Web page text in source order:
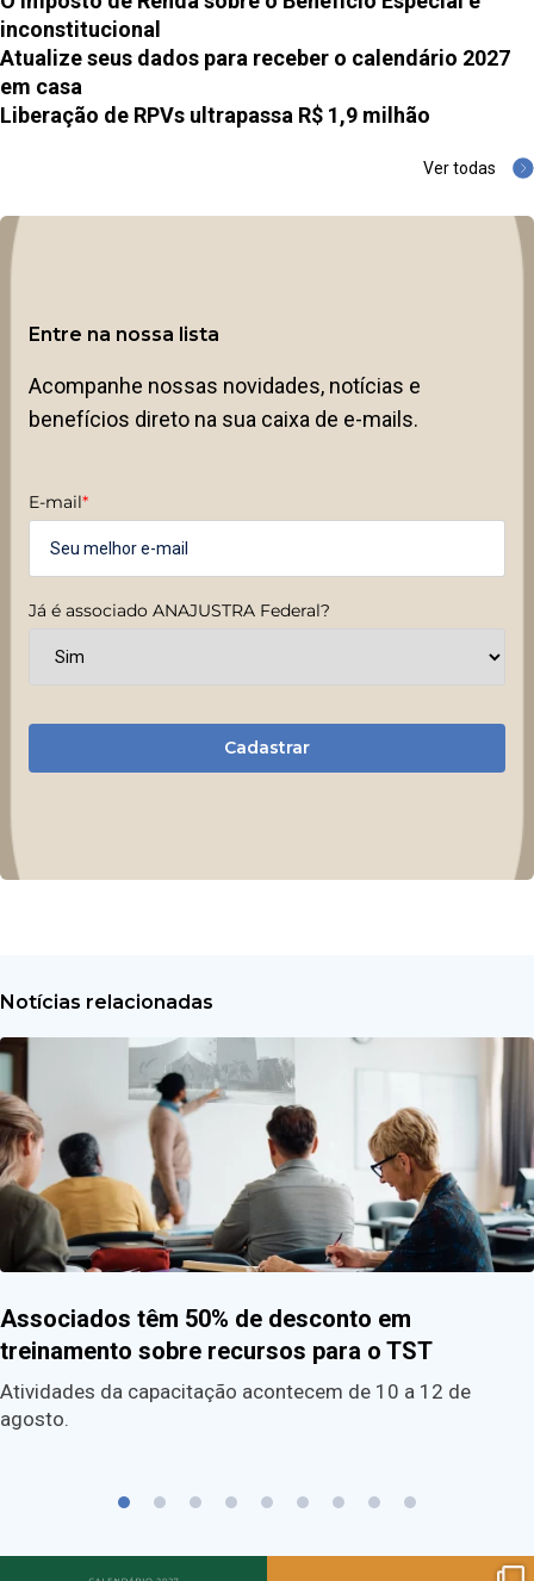
inconstitucional
Atualize seus dados para receber o calendário 2027
em casa
Liberação de RPVs ultrapassa R$ 1,9 milhão
Ver todas
Entre na nossa lista
Acompanhe nossas novidades, notícias e
benefícios direto na sua caixa de e-mails.
E-mail*
Já é associado ANAJUSTRA Federal?
Cadastrar
Notícias relacionadas
Associados têm 50% de desconto em
treinamento sobre recursos para o TST
Atividades da capacitação acontecem de 10 a 12 de
agosto.